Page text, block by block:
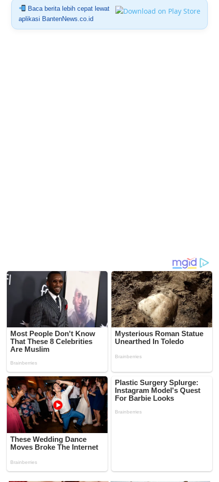
Baca berita lebih cepat lewat
aplikasi BantenNews.co.id